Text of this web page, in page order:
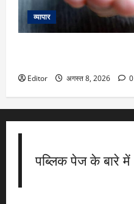
व्यापार
Editor अगस्त 8, 2026 0
पब्लिक पेज के बारे में